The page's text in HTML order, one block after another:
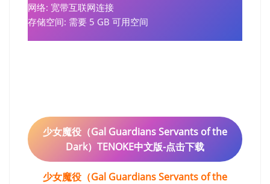
网络: 宽带互联网连接
存储空间: 需要 5 GB 可用空间
少女魔役（Gal Guardians Servants of the
Dark）TENOKE中文版-点击下载
少女魔役（Gal Guardians Servants of the